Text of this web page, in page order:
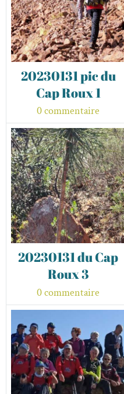
20230131 pic du
Cap Roux 1
0 commentaire
20230131 du Cap
Roux 3
0 commentaire